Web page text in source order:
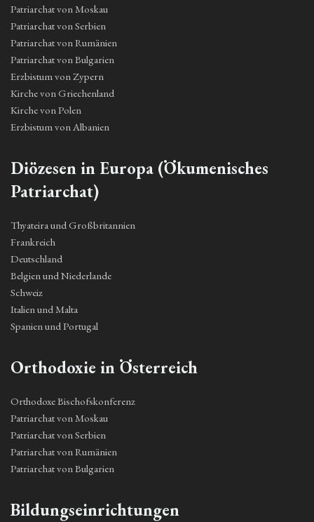
Patriarchat von Moskau
Patriarchat von Serbien
Patriarchat von Rumänien
Patriarchat von Bulgarien
Erzbistum von Zypern
Kirche von Griechenland
Kirche von Polen
Erzbistum von Albanien
Diözesen in Europa (Ökumenisches
Patriarchat)
Thyateira und Großbritannien
Frankreich
Deutschland
Belgien und Niederlande
Schweiz
Italien und Malta
Spanien und Portugal
Orthodoxie in Österreich
Orthodoxe Bischofskonferenz
Patriarchat von Moskau
Patriarchat von Serbien
Patriarchat von Rumänien
Patriarchat von Bulgarien
Bildungseinrichtungen